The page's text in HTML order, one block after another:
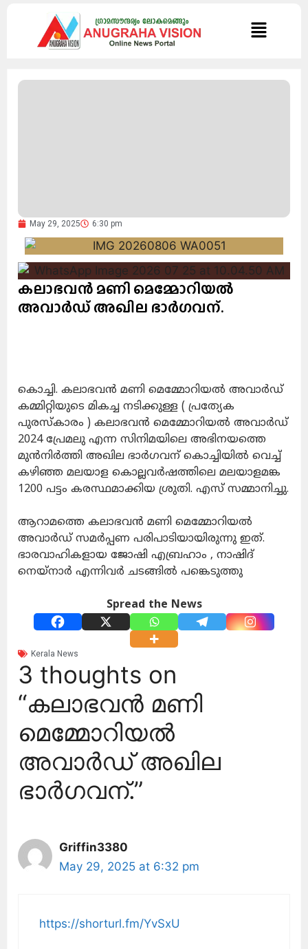
May 29, 2025 6:30 pm
കലാഭവൻ മണി മെമ്മോറിയൽ
അവാർഡ് അഖില ഭാർഗവന്.
കൊച്ചി. കലാഭവൻ മണി മെമ്മോറിയൽ അവാർഡ്
കമ്മിറ്റിയുടെ മികച്ച നടിക്കുള്ള ( പ്രത്യേക
പുരസ്കാരം ) കലാഭവൻ മെമ്മോറിയൽ അവാർഡ്
2024 പ്രേമലു എന്ന സിനിമയിലെ അഭിനയത്തെ
മുൻനിർത്തി അഖില ഭാർഗവന് കൊച്ചിയിൽ വെച്ച്
കഴിഞ്ഞ മലയാള കൊല്ലവർഷത്തിലെ മലയാളമങ്ക
1200 പട്ടം കരസ്ഥമാക്കിയ ശ്രുതി. എസ് സമ്മാനിച്ചു.
ആറാമത്തെ കലാഭവൻ മണി മെമ്മോറിയൽ
അവാർഡ് സമർപ്പണ പരിപാടിയായിരുന്നു ഇത്.
ഭാരവാഹികളായ ജോഷി എബ്രഹാം , നാഷിദ്
നെയ്നാർ എന്നിവർ ചടങ്ങിൽ പങ്കെടുത്തു
Spread the News
Kerala News
3 thoughts on
“കലാഭവൻ മണി
മെമ്മോറിയൽ
അവാർഡ് അഖില
ഭാർഗവന്.”
Griffin3380
May 29, 2025 at 6:32 pm
https://shorturl.fm/YvSxU